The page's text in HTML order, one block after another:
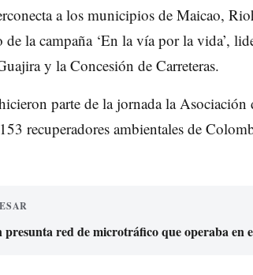
a los municipios de Maicao,
de la campaña ‘En la vía por la vida’,
y la Concesión de Carreteras.
parte de la jornada la Asociación
recuperadores ambientales de
presunta red de microtráfico que operaba en